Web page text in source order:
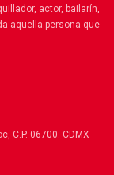
actor, bailarín,
aquella persona que
C.P. 06700. CDMX